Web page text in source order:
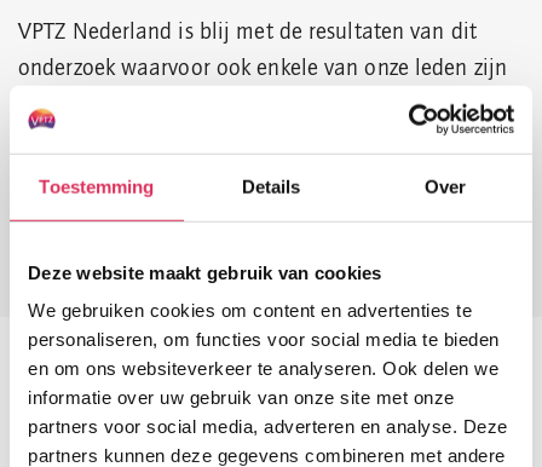
Toestemming Details Over
Deze website maakt gebruik van cookies
We gebruiken cookies om content en advertenties te
personaliseren, om functies voor social media te bieden
en om ons websiteverkeer te analyseren. Ook delen we
informatie over uw gebruik van onze site met onze
partners voor social media, adverteren en analyse. Deze
partners kunnen deze gegevens combineren met andere
VPTZ Nederland is blij met de resultaten van dit
onderzoek waarvoor ook enkele van onze leden zijn
bezocht. We ondersteunen van harte de aanbeveling
dat zorgvrijwilligers toegang krijgen tot de niet-
medische informatie uit het dossier van de cliënt.
Levenseindeverhalen